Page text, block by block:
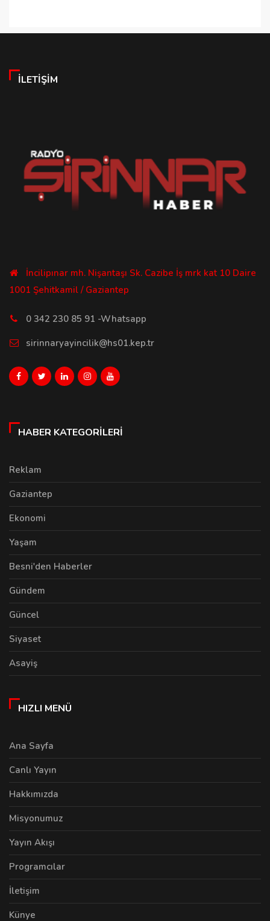
İLETIŞIM
İncilipınar mh. Nişantaşı Sk. Cazibe İş mrk kat 10 Daire
1001 Şehitkamil / Gaziantep
0 342 230 85 91 -Whatsapp
sirinnaryayincilik@hs01.kep.tr
HABER KATEGORILERI
Reklam
Gaziantep
Ekonomi
Yaşam
Besni'den Haberler
Gündem
Güncel
Siyaset
Asayiş
HIZLI MENÜ
Ana Sayfa
Canlı Yayın
Hakkımızda
Misyonumuz
Yayın Akışı
Programcılar
İletişim
Künye